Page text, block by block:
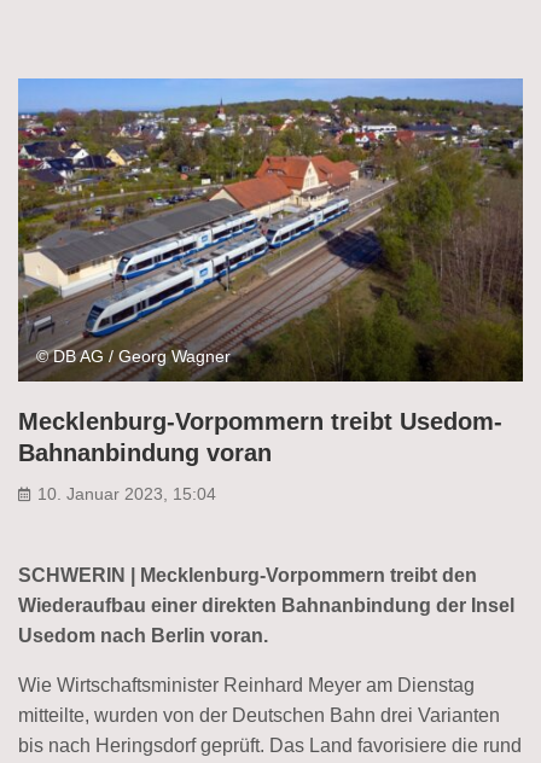
© DB AG / Georg Wagner
Mecklenburg-Vorpommern treibt Usedom-
Bahnanbindung voran
10. Januar 2023, 15:04
SCHWERIN | Mecklenburg-Vorpommern treibt den
Wiederaufbau einer direkten Bahnanbindung der Insel
Usedom nach Berlin voran.
Wie Wirtschaftsminister Reinhard Meyer am Dienstag
mitteilte, wurden von der Deutschen Bahn drei Varianten
bis nach Heringsdorf geprüft. Das Land favorisiere die rund